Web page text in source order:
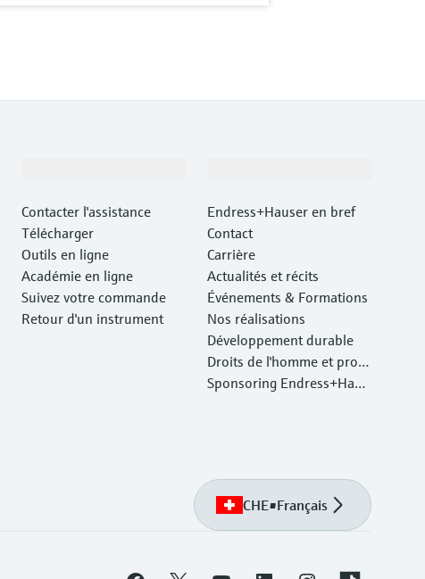
Contacter l'assistance
Télécharger
Outils en ligne
Académie en ligne
Suivez votre commande
Retour d'un instrument
Endress+Hauser en bref
Contact
Carrière
Actualités et récits
Événements & Formations
Nos réalisations
Développement durable
Droits de l'homme et prote
ction de l'environnement
Sponsoring Endress+Haus
CHE•Français